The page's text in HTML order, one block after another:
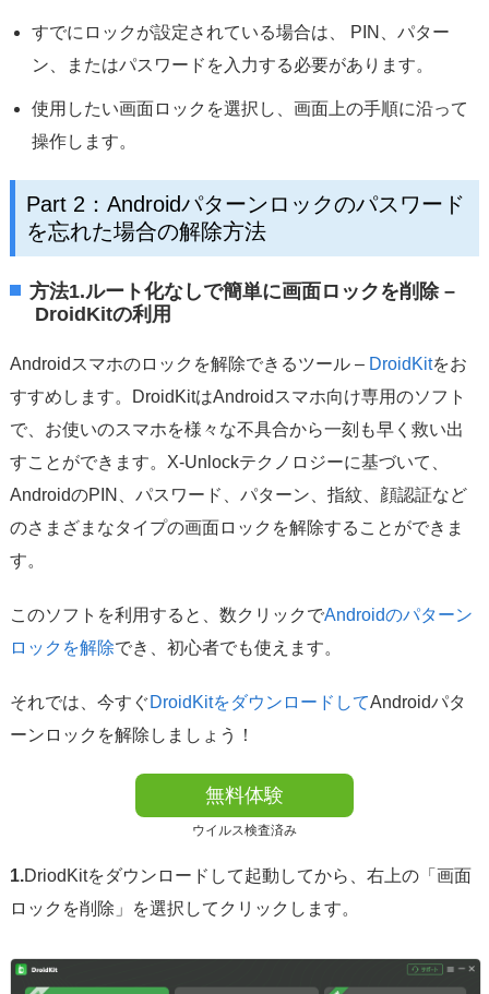
すでにロックが設定されている場合は、 PIN、パター
ン、またはパスワードを入力する必要があります。
使用したい画面ロックを選択し、画面上の手順に沿って
操作します。
Part 2：Androidパターンロックのパスワード
を忘れた場合の解除方法
方法1.ルート化なしで簡単に画面ロックを削除 –
DroidKitの利用
Androidスマホのロックを解除できるツール – DroidKitをお
すすめします。DroidKitはAndroidスマホ向け専用のソフト
で、お使いのスマホを様々な不具合から一刻も早く救い出
すことができます。X-Unlockテクノロジーに基づいて、
AndroidのPIN、パスワード、パターン、指紋、顔認証など
のさまざまなタイプの画面ロックを解除することができま
す。
このソフトを利用すると、数クリックでAndroidのパターン
ロックを解除でき、初心者でも使えます。
それでは、今すぐDroidKitをダウンロードしてAndroidパタ
ーンロックを解除しましょう！
無料体験
ウイルス検査済み
1.DriodKitをダウンロードして起動してから、右上の「画面
ロックを削除」を選択してクリックします。